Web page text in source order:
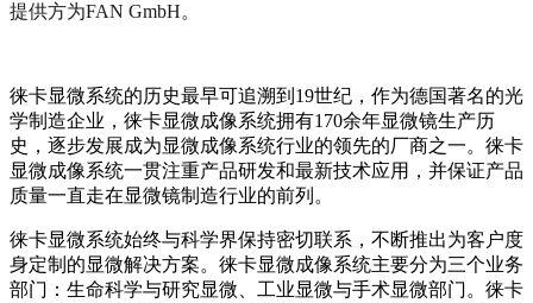
提供方为FAN GmbH。
徕卡显微系统的历史最早可追溯到19世纪，作为德国著名的光
学制造企业，徕卡显微成像系统拥有170余年显微镜生产历
史，逐步发展成为显微成像系统行业的领先的厂商之一。徕卡
显微成像系统一贯注重产品研发和最新技术应用，并保证产品
质量一直走在显微镜制造行业的前列。
徕卡显微系统始终与科学界保持密切联系，不断推出为客户度
身定制的显微解决方案。徕卡显微成像系统主要分为三个业务
部门：生命科学与研究显微、工业显微与手术显微部门。徕卡